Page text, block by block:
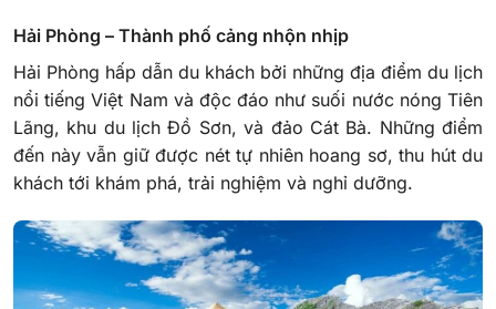
Hải Phòng – Thành phố cảng nhộn nhịp
Hải Phòng hấp dẫn du khách bởi những địa điểm du lịch
nổi tiếng Việt Nam và độc đáo như suối nước nóng Tiên
Lãng, khu du lịch Đồ Sơn, và đảo Cát Bà. Những điểm
đến này vẫn giữ được nét tự nhiên hoang sơ, thu hút du
khách tới khám phá, trải nghiệm và nghỉ dưỡng.